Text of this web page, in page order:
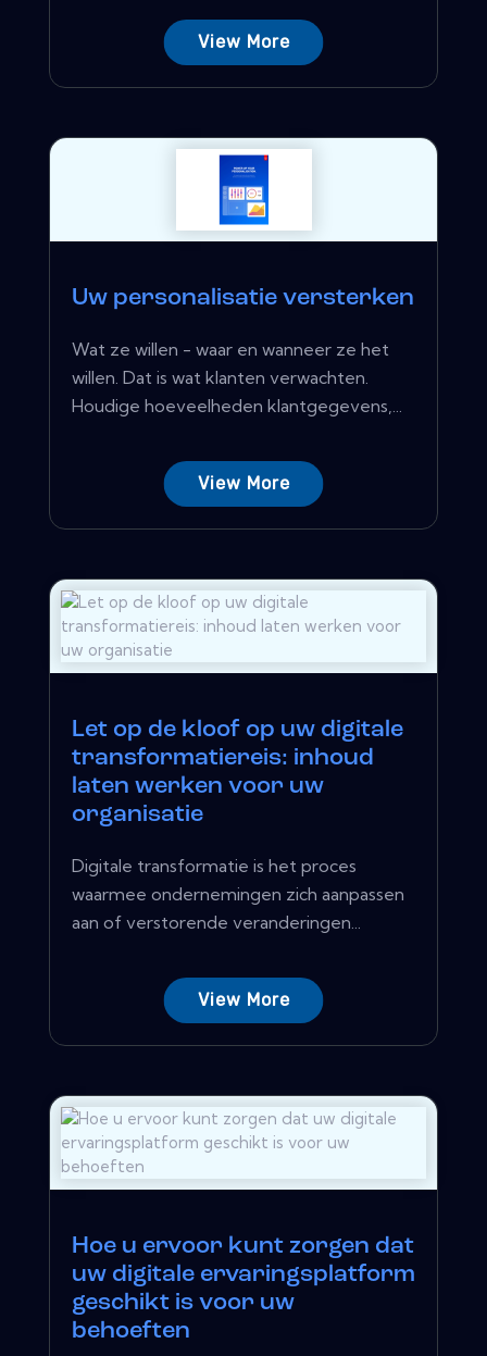
View More
Uw personalisatie versterken
Wat ze willen - waar en wanneer ze het
willen. Dat is wat klanten verwachten.
Houdige hoeveelheden klantgegevens,...
View More
Let op de kloof op uw digitale
transformatiereis: inhoud
laten werken voor uw
organisatie
Digitale transformatie is het proces
waarmee ondernemingen zich aanpassen
aan of verstorende veranderingen...
View More
Hoe u ervoor kunt zorgen dat
uw digitale ervaringsplatform
geschikt is voor uw
behoeften